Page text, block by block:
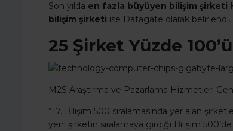
Son yılda en fazla büyüyen bilişim şirketi
bilişim şirketi ise Datagate olarak belirlendi.
25 Şirket Yüzde
M2S Araştırma ve Pazarlama Hizmetleri
“17. Bilişim 500 sıralamasında yer alan
yeni şirketin sıralamaya girdiği Bilişim